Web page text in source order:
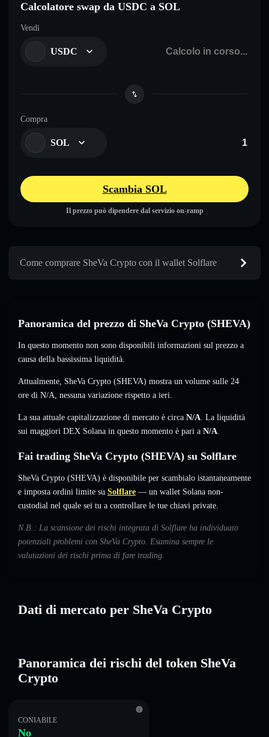
Calcolatore swap da USDC a SOL
Vendi
USDC
Compra
SOL
Scambia SOL
Il prezzo può dipendere dal servizio on-ramp
Come comprare SheVa Crypto con il wallet Solflare
Panoramica del prezzo di SheVa Crypto (SHEVA)
In questo momento non sono disponibili informazioni sul prezzo a
causa della bassissima liquidità.
Attualmente, SheVa Crypto (SHEVA) mostra un volume sulle 24
ore di N/A, nessuna variazione rispetto a ieri.
La sua attuale capitalizzazione di mercato è circa N/A. La liquidità
sui maggiori DEX Solana in questo momento è pari a N/A.
Fai trading SheVa Crypto (SHEVA) su Solflare
SheVa Crypto (SHEVA) è disponibile per scambialo istantaneamente
e imposta ordini limite su Solflare — un wallet Solana non-
custodial nel quale sei tu a controllare le tue chiavi private.
N.B.: La scansione dei rischi integrata di Solflare ha individuato
potenziali problemi con SheVa Crypto. Esamina sempre le
valutazioni dei rischi prima di fare trading.
Dati di mercato per SheVa Crypto
Panoramica dei rischi del token SheVa
Crypto
CONIABILE
No